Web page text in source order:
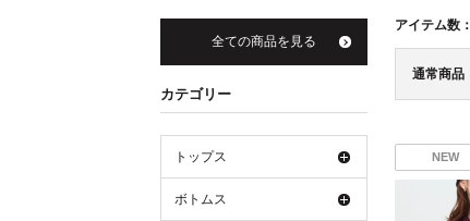
アイテム数：
通常商品
NEW
全ての商品を見る
カテゴリー
トップス
ボトムス